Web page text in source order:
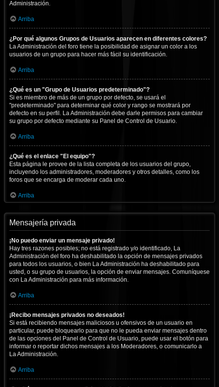
Administración.
Arriba
¿Por qué algunos Grupos de Usuarios aparecen en diferentes colores?
La Administración del foro tiene la posibilidad de asignar un color a los
usuarios de un grupo para hacer más fácil su identificación.
Arriba
¿Qué es un "Grupo de Usuarios predeterminado"?
Si es miembro de más de un grupo por defecto, se usará el
"predeterminado" para determinar qué color y rango se mostrará por
defecto en su perfil. La Administración debe darle permisos para cambiar
su grupo por defecto mediante su Panel de Control de Usuario.
Arriba
¿Qué es el enlace "El equipo"?
Esta página le provee de la lista completa de los usuarios del grupo,
incluyendo los administradores, moderadores y otros detalles, como los
foros que se encarga de moderar cada uno.
Arriba
Mensajería privada
¡No puedo enviar un mensaje privado!
Hay tres razones posibles; no está registrado y/o identificado, La
Administración del foro ha deshabilitado la opción de mensajes privados
para todos los usuarios, o bien La Administración ha deshabilitado para
usted, o su grupo de usuarios, la opción de enviar mensajes. Comuníquese
con La Administración para más información.
Arriba
¡Recibo mensajes privados no deseados!
Si está recibiendo mensajes maliciosos u ofensivos de un usuario en
particular, puede bloquearlo para que no le pueda enviar mensajes dentro
de las opciones del Panel de Control de Usuario, puede usar el botón para
informar o reportar dichos mensajes a los Moderadores, o comunicarlo a
La Administración.
Arriba